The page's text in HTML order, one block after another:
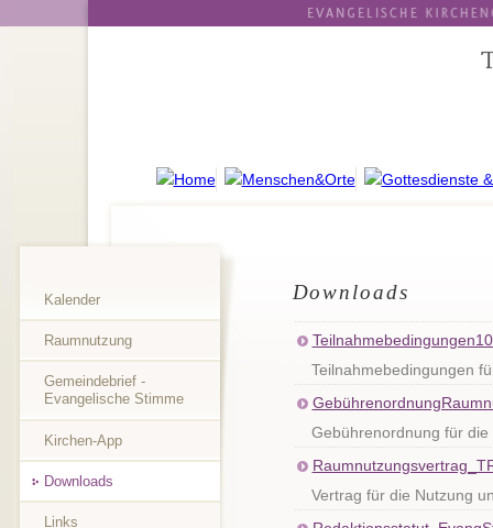
Kalender
Raumnutzung
Gemeindebrief -
Evangelische Stimme
Kirchen-App
Downloads
Links
Downloads
Teilnahmebedingungen
Gebührenordnung für
Vertrag für die Nutzung